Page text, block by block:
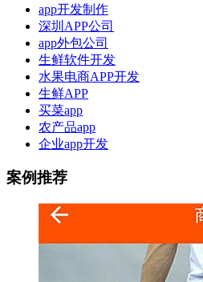
app开发制作
深圳APP公司
app外包公司
生鲜软件开发
水果电商APP开发
生鲜APP
买菜app
农产品app
企业app开发
案例推荐